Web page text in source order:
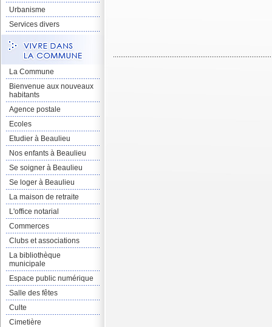
Urbanisme
Services divers
La Commune
Bienvenue aux nouveaux
habitants
Agence postale
Ecoles
Etudier à Beaulieu
Nos enfants à Beaulieu
Se soigner à Beaulieu
Se loger à Beaulieu
La maison de retraite
L'office notarial
Commerces
Clubs et associations
La bibliothèque
municipale
Espace public numérique
Salle des fêtes
Culte
Cimetière